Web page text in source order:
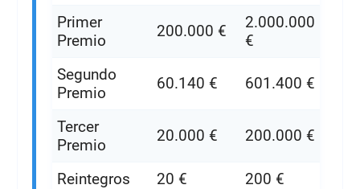
Primer
Premio
200.000 €
2.000.000
€
Segundo
Premio
60.140 € 601.400 €
Tercer
Premio
20.000 € 200.000 €
Reintegros 20 € 200 €